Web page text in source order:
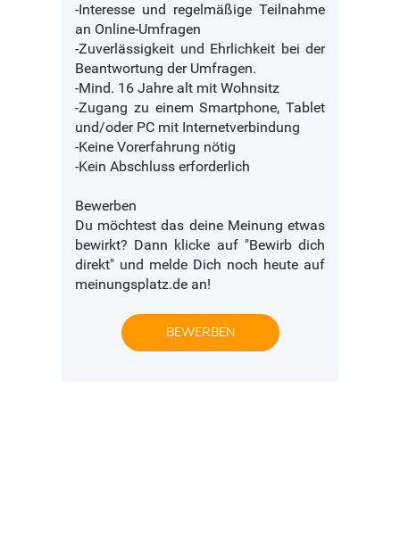
-Interesse und regelmäßige Teilnahme
an Online-Umfragen
-Zuverlässigkeit und Ehrlichkeit bei der
Beantwortung der Umfragen.
-Mind. 16 Jahre alt mit Wohnsitz
-Zugang zu einem Smartphone, Tablet
und/oder PC mit Internetverbindung
-Keine Vorerfahrung nötig
-Kein Abschluss erforderlich
Bewerben
Du möchtest das deine Meinung etwas
bewirkt? Dann klicke auf "Bewirb dich
direkt" und melde Dich noch heute auf
meinungsplatz.de an!
BEWERBEN